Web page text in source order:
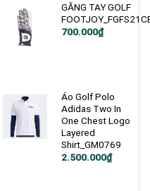
GĂNG TAY GOLF
700.000₫
Áo Golf Polo
Adidas Two In
One Chest Logo
Layered
Shirt_GM0769
2.500.000₫